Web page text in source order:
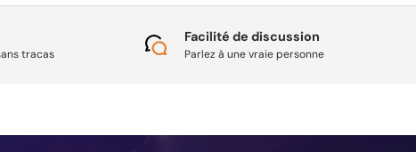
tracas
Facilité de discussion
Parlez à une vraie personne